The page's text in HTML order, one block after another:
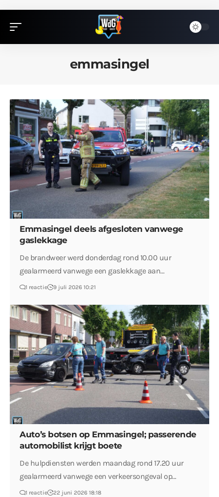
emmasingel
Emmasingel deels afgesloten vanwege
gaslekkage
De brandweer werd donderdag rond 10.00 uur
gealarmeerd vanwege een gaslekkage aan…
1 reactie 9 juli 2026 10:21
Auto’s botsen op Emmasingel; passerende
automobilist krijgt boete
De hulpdiensten werden maandag rond 17.20 uur
gealarmeerd vanwege een verkeersongeval op…
1 reactie 22 juni 2026 18:18